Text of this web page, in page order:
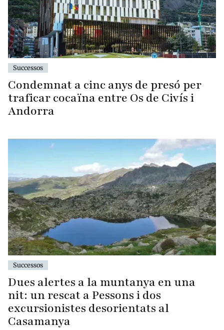
Successos
Condemnat a cinc anys de presó per
traficar cocaïna entre Os de Civís i
Andorra
Successos
Dues alertes a la muntanya en una
nit: un rescat a Pessons i dos
excursionistes desorientats al
Casamanya